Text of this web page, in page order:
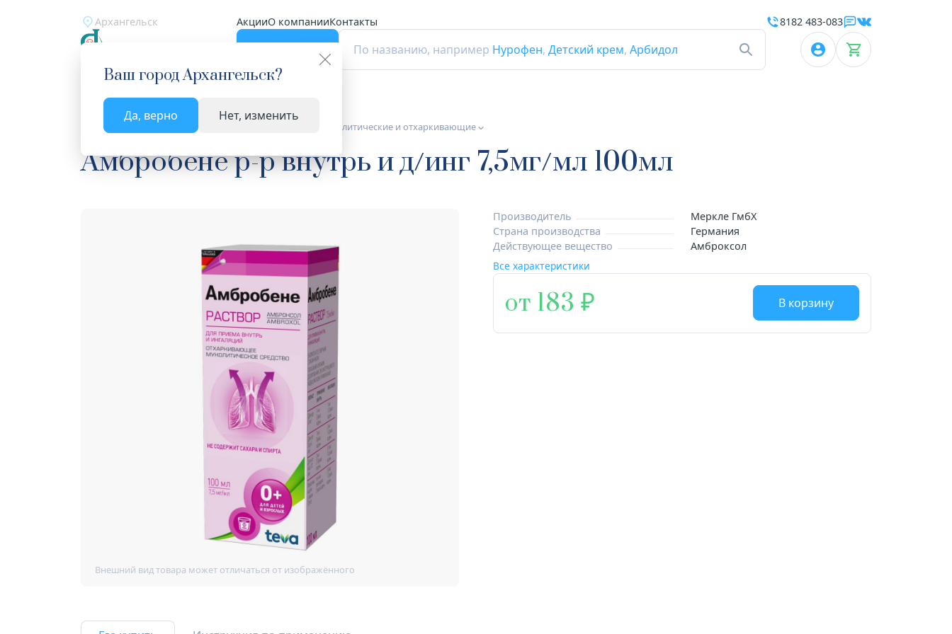
Архангельск АкцииО компанииКонтакты
По названию, например Нурофен, Детский крем, Арбидол
Ваш городАрхангельск?
Да, верно Нет, изменить
8182 483-083
Главная Каталог Лекарства и БАД Средства муколитические и отхаркивающие
Амбробене р-р внутрь и д/инг 7,5мг/мл 100мл
Производитель
Меркле ГмбХ
Страна производства
Германия
Действующее вещество
Амброксол
Все характеристики
от 183 В корзину